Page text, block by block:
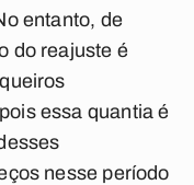
entanto, de
do reajuste é
essa quantia é
nesse período